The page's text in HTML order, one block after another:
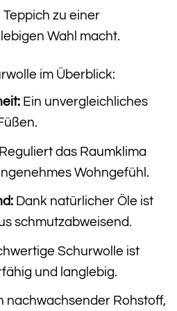
zu einer
Wahl macht.
im Überblick:
Ein unvergleichliches
das Raumklima
Wohngefühl.
Dank natürlicher Öle ist
schmutzabweisend.
Schurwolle ist
und langlebig.
nachwachsender Rohstoff,